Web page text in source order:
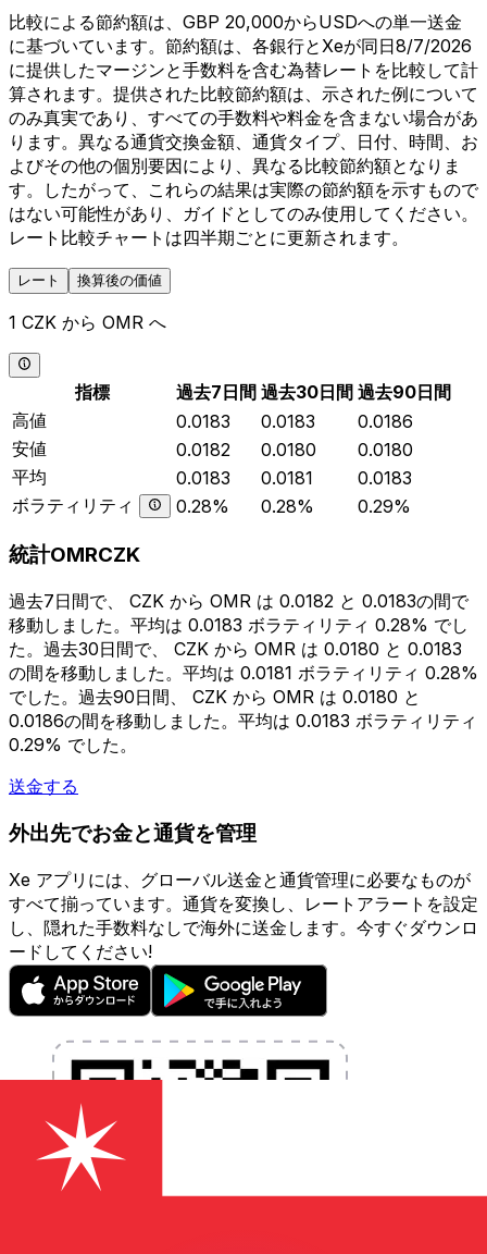
比較による節約額は、GBP 20,000からUSDへの単一送金
に基づいています。節約額は、各銀行とXeが同日8/7/2026
に提供したマージンと手数料を含む為替レートを比較して計
算されます。提供された比較節約額は、示された例について
のみ真実であり、すべての手数料や料金を含まない場合があ
ります。異なる通貨交換金額、通貨タイプ、日付、時間、お
よびその他の個別要因により、異なる比較節約額となりま
す。したがって、これらの結果は実際の節約額を示すもので
はない可能性があり、ガイドとしてのみ使用してください。
レート比較チャートは四半期ごとに更新されます。
レート 換算後の価値
1 CZK から OMR へ
指標 過去7日間 過去30日間 過去90日間
高値
0.0183 0.0183
0.0186
安値
0.0182 0.0180
0.0180
平均
0.0183 0.0181
0.0183
ボラティリティ
0.28% 0.28% 0.29%
統計OMRCZK
過去7日間で、 CZK から OMR は 0.0182 と 0.0183の間で
移動しました。平均は 0.0183 ボラティリティ 0.28% でし
た。過去30日間で、 CZK から OMR は 0.0180 と 0.0183
の間を移動しました。平均は 0.0181 ボラティリティ 0.28%
でした。過去90日間、 CZK から OMR は 0.0180 と
0.0186の間を移動しました。平均は 0.0183 ボラティリティ
0.29% でした。
送金する
外出先でお金と通貨を管理
Xe アプリには、グローバル送金と通貨管理に必要なものが
すべて揃っています。通貨を変換し、レートアラートを設定
し、隠れた手数料なしで海外に送金します。今すぐダウンロ
ードしてください!